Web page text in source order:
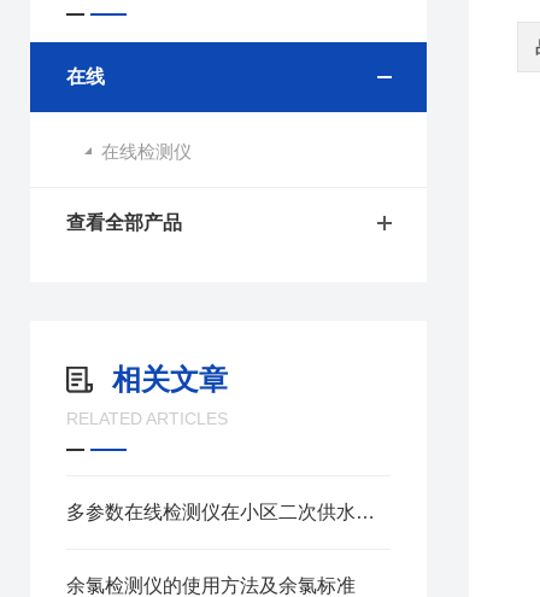
在线
在线检测仪
查看全部产品
相关文章
RELATED ARTICLES
多参数在线检测仪在小区二次供水供水管网的重要性
余氯检测仪的使用方法及余氯标准